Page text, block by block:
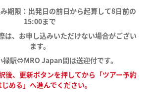
期限：出発日の前日から起算して8日前の
15:00まで
は、お申し込みいただけない場合がござい
ます。
禄駅⇔MRO Japan間は送迎付です。
後、更新ボタンを押してから「ツアー予約
める」へ進んでください。